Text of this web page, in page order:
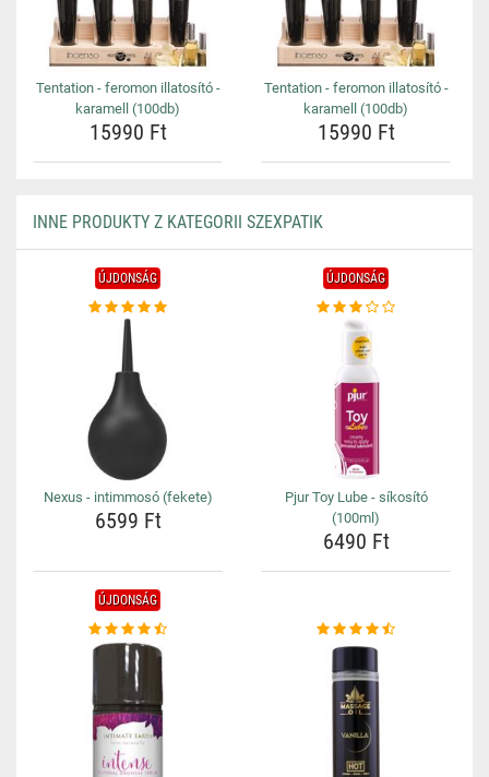
Tentation - feromon illatosító -
karamell (100db)
15990 Ft
Tentation - feromon illatosító -
karamell (100db)
15990 Ft
INNE PRODUKTY Z KATEGORII SZEXPATIK
ÚJDONSÁG
Nexus - intimmosó (fekete)
6599 Ft
ÚJDONSÁG
Pjur Toy Lube - síkosító
(100ml)
6490 Ft
ÚJDONSÁG